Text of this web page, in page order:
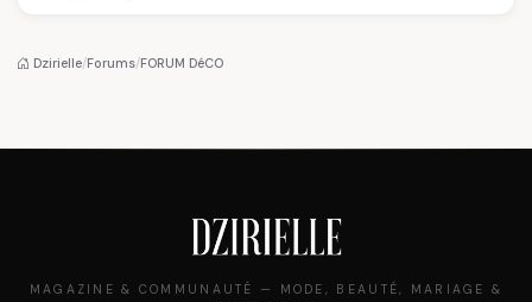
pièce mode de l'été
Dzirielle/Forums/FORUM DéCO
MAGAZINE & COMMUNAUTÉ — MODE, BEAUTÉ, MARIAGE &